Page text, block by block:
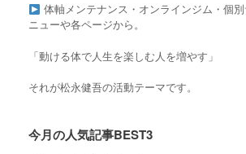
体軸メンテナンス・オンラインジム・個
ニューや各ページから。
「動ける体で人生を楽しむ人を増やす」
それが松永健吾の活動テーマです。
今月の人気記事BEST3